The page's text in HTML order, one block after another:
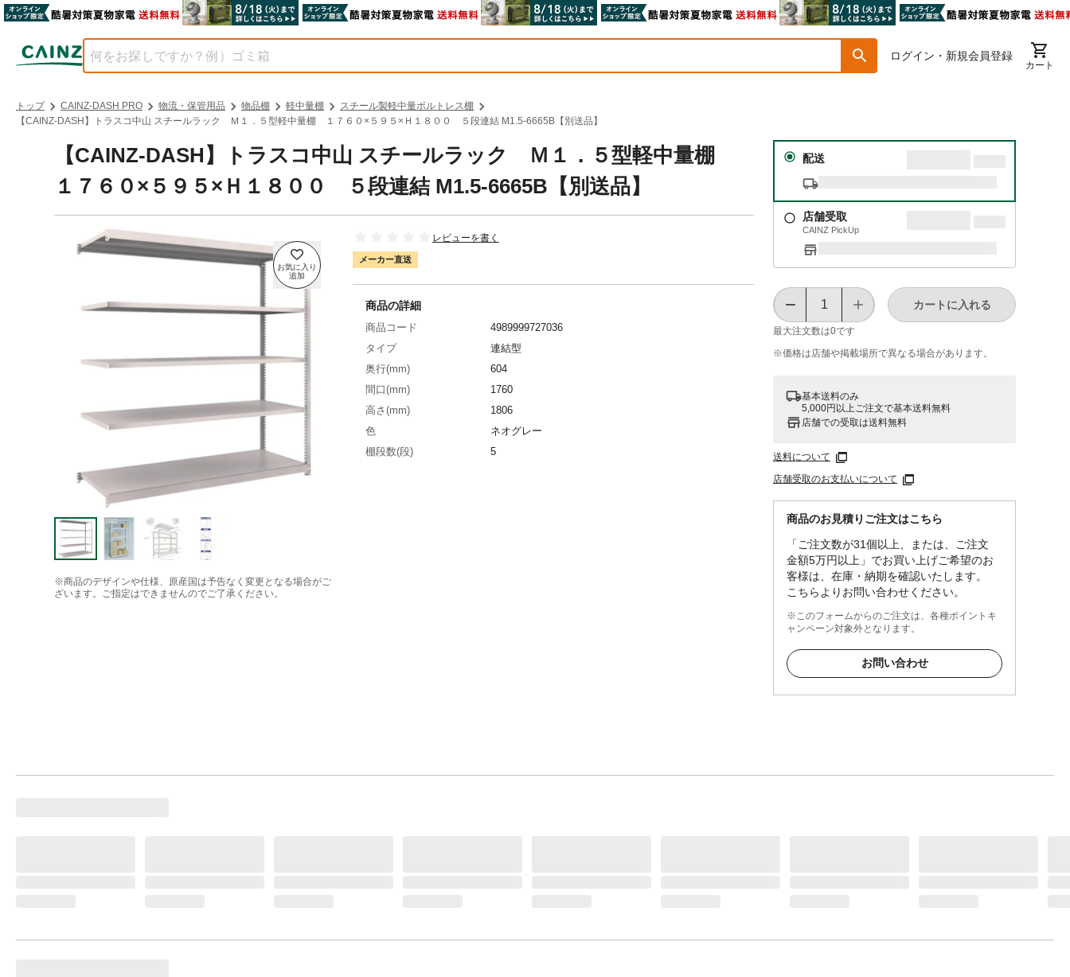
ログイン・新規会員登録
カート
トップ CAINZ-DASH PRO 物流・保管用品 物品棚 軽中量棚
スチール製軽中量ボルトレス棚
【CAINZ-DASH】トラスコ中山 スチールラック Ｍ１．５型軽中量棚 １７６０×５９５×Ｈ１８００ ５段連結 M1.5-6665B【別送品】
【CAINZ-DASH】トラスコ中山 スチールラック Ｍ１．５型軽中量棚
１７６０×５９５×Ｈ１８００ ５段連結 M1.5-6665B【別送品】
※商品のデザインや仕様、原産国は予告なく変更となる場合がご
ざいます。ご指定はできませんのでご了承ください。
レビューを書く
メーカー直送
配送
店舗受取
CAINZ PickUp
最大注文数は0です
カートに入れる
※価格は​店舗や​掲載場所で​異なる​場合が​あります。
基本送料のみ
5,000円以上ご注文で基本送料無料
店舗での受取は送料無料
送料について
店舗受取のお支払いについて
商品のお見積りご注文はこちら
「ご注文数が31個以上、または、ご注文
金額5万円以上」でお買い上げご希望のお
客様は、在庫・納期を確認いたします。
こちらよりお問い合わせください。
※このフォームからのご注文は、各種ポイントキ
ャンペーン対象外となります。
お問い合わせ
商品の詳細
商品コード
4989999727036
タイプ
連結型
奥行(mm)
604
間口(mm)
1760
高さ(mm)
1806
色
ネオグレー
棚段数(段)
5